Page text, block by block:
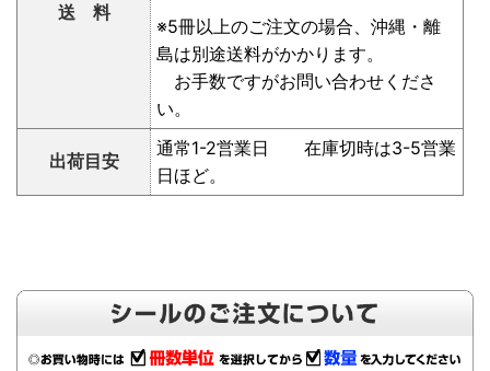
送 料
※5冊以上のご注文の場合、沖縄・離
島は別途送料がかかります。
お手数ですがお問い合わせくださ
い。
出荷目安
通常1-2営業日 在庫切時は3-5営業
日ほど。